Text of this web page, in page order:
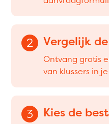
2 Vergelijk
Ontvang gratis
van klussers in
3 Kies de